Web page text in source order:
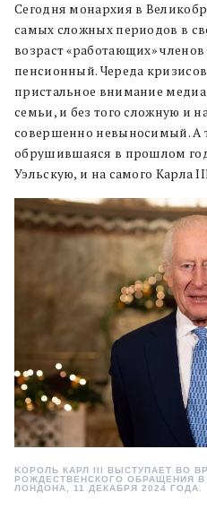
Сегодня монархия в
самых сложных периодов в
возраст «работающих»
пенсионный. Череда
пристальное внимание
семьи, и без того сложную и
совершенно невыносимый. А
обрушившаяся в прошлом
Уэльскую, и на самого Карла
KОРОЛЬ КАРЛ III ВЫСТУПАЕТ ВО
РОЖДЕСТВЕНСКОГО ОБРАЩЕНИЯ
ЛОНДОНА, 11 ДЕКАБРЯ 2024 ГОДА.